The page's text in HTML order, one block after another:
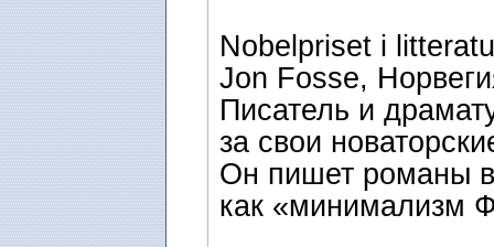
Nobelpriset i
Jon Fosse,
Писатель и
за свои
Он пишет романы в
как «минимализм